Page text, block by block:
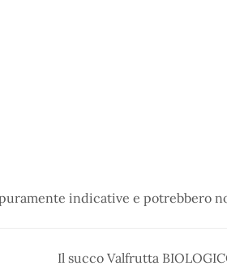
indicative e potrebbero
Il succo Valfrutta